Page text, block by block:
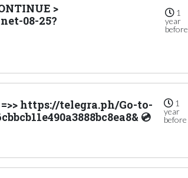
>
08-25?
1
year
before
=>> https://telegra.ph/Go-to-
💿
1
year
before